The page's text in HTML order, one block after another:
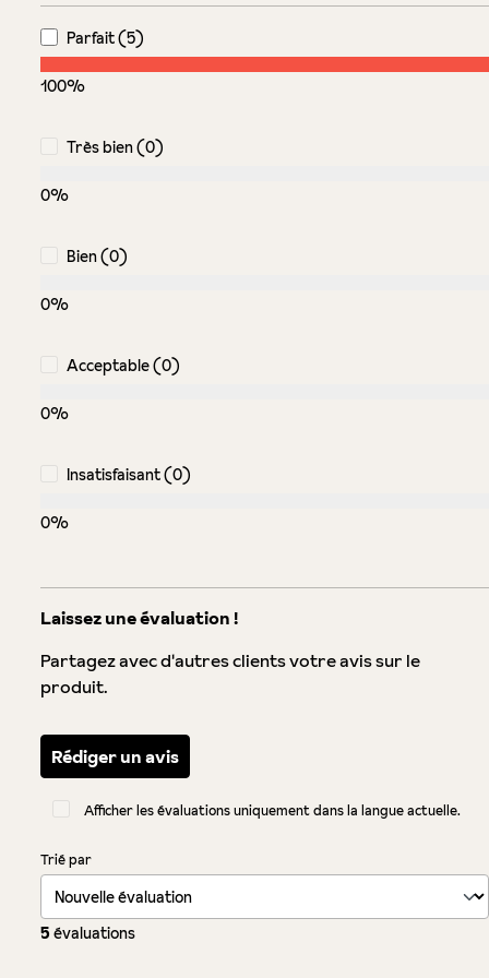
Parfait (5)
100%
Très bien (0)
0%
Bien (0)
0%
Acceptable (0)
0%
Insatisfaisant (0)
0%
Laissez une évaluation !
Partagez avec d'autres clients votre avis sur le
produit.
Rédiger un avis
Afficher les évaluations uniquement dans la langue actuelle.
Trié par
5 évaluations